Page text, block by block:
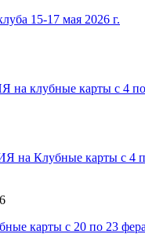
15-17 мая 2026 г.
на клубные карты с 4
на Клубные карты с 4
карты с 20 по 23